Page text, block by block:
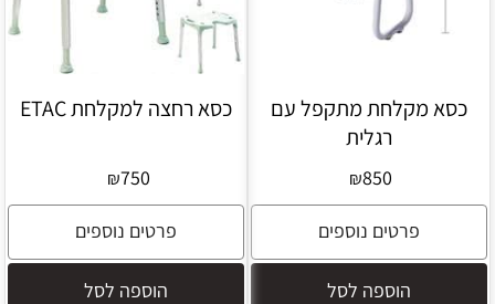
כסא מקלחת מתקפל עם
רגלית
₪850
פרטים נוספים
הוספה לסל
כסא רחצה למקלחת ETAC
₪750
פרטים נוספים
הוספה לסל